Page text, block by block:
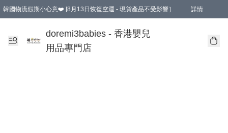
韓國物流假期小心意❤️ [8月13日恢復空運 - 現貨產品不受影響］ 詳情
新會員首張訂單滿$600即享9折優惠！(部份超優惠產品 & 品牌指定價除外)
doremi3babies - 香港嬰兒
用品專門店